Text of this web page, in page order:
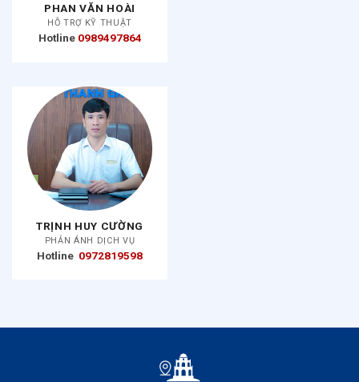
PHAN VĂN HOÀI
HỖ TRỢ KỸ THUẬT
Hotline 0989497864
TRỊNH HUY CƯỜNG
PHẢN ÁNH DỊCH VỤ
Hotline 0972819598